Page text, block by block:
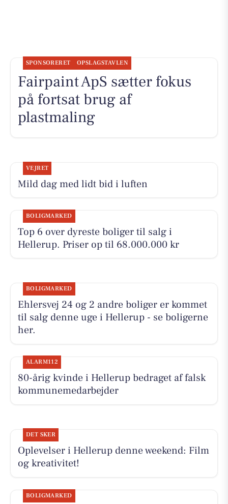
SPONSORERET OPSLAGSTAVLEN
Fairpaint ApS sætter fokus
på fortsat brug af
plastmaling
VEJRET
Mild dag med lidt bid i luften
BOLIGMARKED
Top 6 over dyreste boliger til salg i
Hellerup. Priser op til 68.000.000 kr
BOLIGMARKED
Ehlersvej 24 og 2 andre boliger er kommet
til salg denne uge i Hellerup - se boligerne
her.
ALARM112
80-årig kvinde i Hellerup bedraget af falsk
kommunemedarbejder
DET SKER
Oplevelser i Hellerup denne weekend: Film
og kreativitet!
BOLIGMARKED